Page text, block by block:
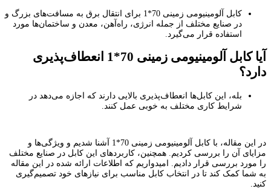
کابل آلومینیومی زمینی 70*1 برای انتقال برق به مسافت‌های بزرگ و
در صنایع مختلف از جمله انرژی، راه‌آهن، معدن و ساختمان‌ها مورد
استفاده قرار می‌گیرد.
آیا کابل آلومینیومی زمینی 70*1 انعطاف‌پذیری
دارد؟
بله، این کابل‌ها انعطاف‌پذیری بالایی دارند که اجازه می‌دهد در
شرایط کاری مختلف به خوبی عمل کنند.
در این مقاله، با کابل آلومینیومی زمینی 70*1 آشنا شدیم و ویژگی‌ها و
مزایای آن را بررسی کردیم. همچنین، کاربردهای این کابل در صنایع مختلف
را مورد بررسی قرار دادیم. امیدواریم که اطلاعات ارائه‌ شده در این مقاله
به شما کمک کند تا در انتخاب کابل مناسب برای نیازهای خود تصمیم‌گیری
کنید.